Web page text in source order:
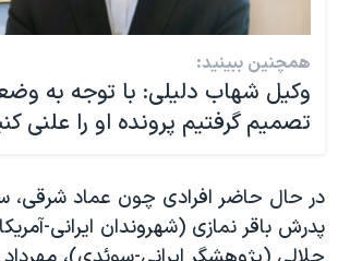
همچنین ببینید:
وکیل شهاب دلیلی: با توجه به
تصمیم گرفتیم پرونده او را علنی
در حال حاضر افرادی چون عماد شرقی،
پدرش باقر نمازی (شهروندان ایرانی-